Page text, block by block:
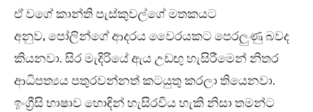
ඒ වගේ කාන්ති පැස්කුවල්ගේ මතකයට
අනුව, පෝලින්ගේ ආදරය වෛරයකට පෙරලුණු බවද
කියනවා. සිර මැදිරියේ ඇය උඩඟු හැසිරීමෙන් නිතර
ආධිපත්‍යය පතුරවන්නත් කටයුතු කරලා තියෙනවා.
ඉංග්‍රීසි භාෂාව හොඳින් හැසිරවිය හැකි නිසා තමන්ට